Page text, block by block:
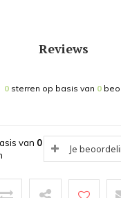
Reviews
0 sterren op basis van 0
van 0
Je